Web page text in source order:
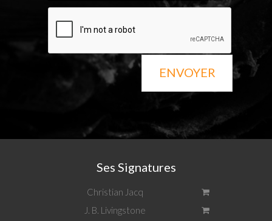
ENVOYER
Ses Signatures
Christian Jacq
J. B. Livingstone